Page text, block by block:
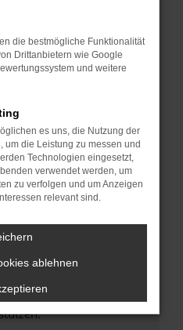
vorübergehende
neuesten Stand
nicht nur ein
kann auch dazu
Funktionen nicht mehr
Webseitenbetreiber.
Schritte versucht
Wir werden
um uns bei der
die bestmögliche Funktionalität
Drittanbietern wie Google
und weitere
es uns, die Nutzung der
um die Leistung zu messen und
Technologien eingesetzt,
verwendet werden, um
zu verfolgen und um Anzeigen
relevant sind.
ablehnen